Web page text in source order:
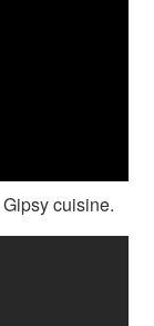
cuisine.